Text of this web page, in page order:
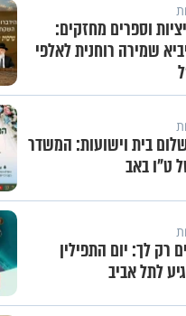
וספרים מחזקים:
שמירה רוחנית לאלפי
שלום בית וישועות: המשדר
ט"ו באב
רק לך: יום התפילין
לתל אביב